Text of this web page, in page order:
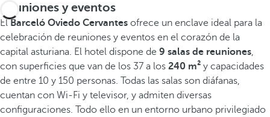
Reuniones y eventos
ElBarceló Oviedo Cervantes ofrece un enclave ideal para la
celebración de reuniones y eventos en el corazón de la
capital asturiana. El hotel dispone de 9 salas de reuniones,
con superficies que van de los 37 a los 240 m² y capacidades
de entre 10 y 150 personas. Todas las salas son diáfanas,
cuentan con Wi-Fi y televisor, y admiten diversas
configuraciones. Todo ello en un entorno urbano privilegiado